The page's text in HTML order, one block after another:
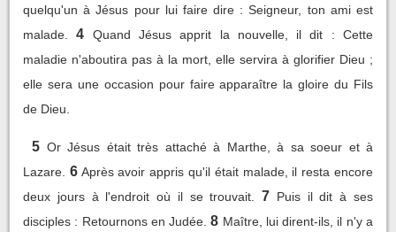
quelqu'un à Jésus pour lui faire dire : Seigneur, ton ami est
malade.
4
Quand Jésus apprit la nouvelle, il dit : Cette
maladie n'aboutira pas à la mort, elle servira à glorifier Dieu ;
elle sera une occasion pour faire apparaître la gloire du Fils
de Dieu.
5 Or Jésus était très attaché à Marthe, à sa soeur et à
Lazare. 6 Après avoir appris qu'il était malade, il resta encore
deux jours à l'endroit où il se trouvait.
7 Puis il dit à ses
disciples : Retournons en Judée. 8 Maître, lui dirent-ils, il n'y a